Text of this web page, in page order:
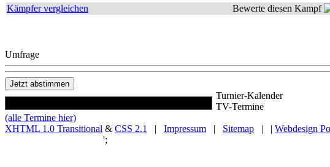
Kämpfer vergleichen
Bewerte diesen Kampf
Umfrage
Turnier-Kalender
TV-Termine
(alle Termine hier)
XHTML 1.0 Transitional & CSS 2.1 | Impressum | Sitemap | | Webdesign
';